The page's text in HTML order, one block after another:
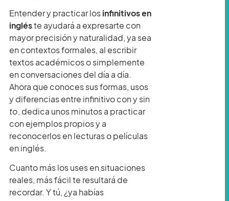
Entender y practicar losinfinitivos en
ingléste ayudará a expresarte con
mayor precisión y naturalidad, ya sea
en contextos formales, al escribir
textos académicos o simplemente
en conversaciones del día a día.
Ahora que conoces sus formas, usos
y diferencias entre infinitivo con y sin
to, dedica unos minutos a practicar
con ejemplos propios y a
reconocerlos en lecturas o películas
en inglés.
Cuanto más los uses en situaciones
reales, más fácil te resultará de
recordar. Y tú, ¿ya habías